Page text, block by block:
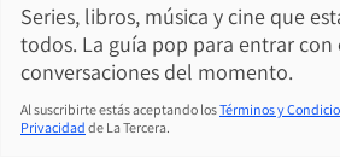
Series, libros, música y cine que
todos. La guía pop para entrar con
conversaciones del momento.
Al suscribirte estás aceptando losTérminos y
Privacidad de La Tercera.